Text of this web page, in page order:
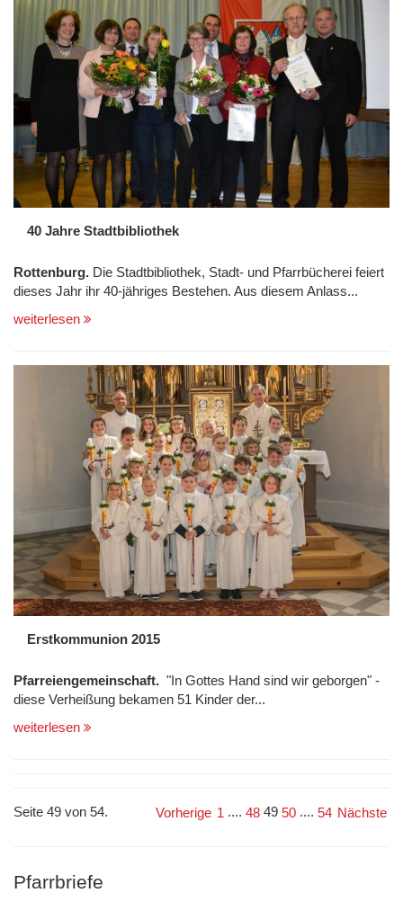
40 Jahre Stadtbibliothek
Rottenburg. Die Stadtbibliothek, Stadt- und Pfarrbücherei feiert
dieses Jahr ihr 40-jähriges Bestehen. Aus diesem Anlass...
weiterlesen
Erstkommunion 2015
Pfarreiengemeinschaft. "In Gottes Hand sind wir geborgen" -
diese Verheißung bekamen 51 Kinder der...
weiterlesen
Seite 49 von 54. Vorherige 1 .... 48 49 50 .... 54 Nächste
Pfarrbriefe